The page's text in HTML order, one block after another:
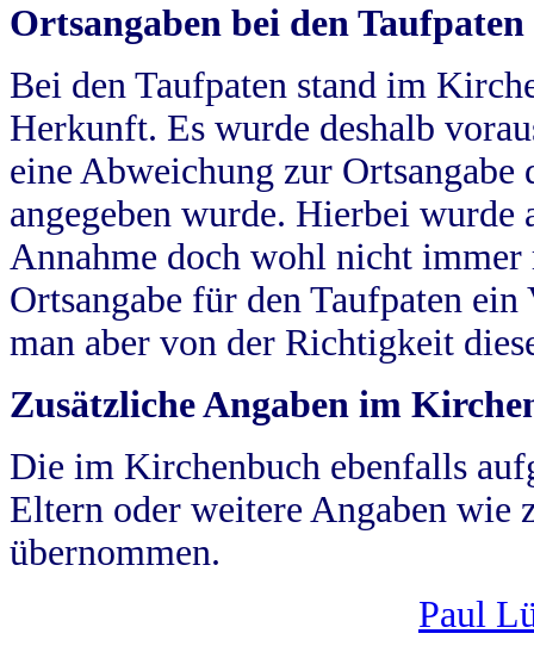
Ortsangaben bei den Taufpaten
Bei den Taufpaten stand im
Herkunft. Es wurde deshalb
eine Abweichung zur
angegeben wurde. Hierbei wurde
Annahme doch wohl nicht
Ortsangabe für den Taufpaten
man aber von der Richtigkeit
Zusätzliche Angaben im
Die im Kirchenbuch ebenfalls
Eltern oder weitere Angaben wie
übernommen.
Paul